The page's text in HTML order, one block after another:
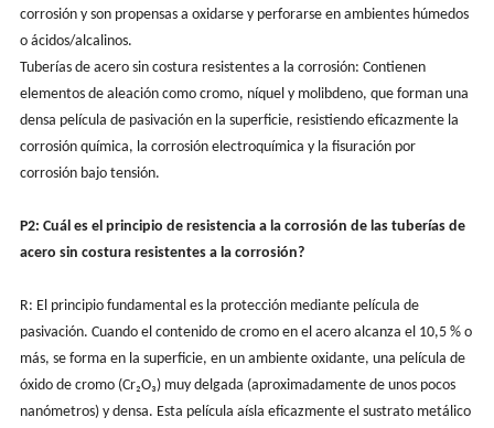
corrosión y son propensas a oxidarse y perforarse en ambientes húmedos
o ácidos/alcalinos.
Tuberías de acero sin costura resistentes a la corrosión: Contienen
elementos de aleación como cromo, níquel y molibdeno, que forman una
densa película de pasivación en la superficie, resistiendo eficazmente la
corrosión química, la corrosión electroquímica y la fisuración por
corrosión bajo tensión.
P2: Cuál es el principio de resistencia a la corrosión de las tuberías de
acero sin costura resistentes a la corrosión?
R: El principio fundamental es la protección mediante película de
pasivación. Cuando el contenido de cromo en el acero alcanza el 10,5 % o
más, se forma en la superficie, en un ambiente oxidante, una película de
óxido de cromo (Cr₂O₃) muy delgada (aproximadamente de unos pocos
nanómetros) y densa. Esta película aísla eficazmente el sustrato metálico